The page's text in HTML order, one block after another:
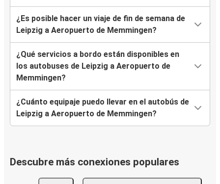
¿Es posible hacer un viaje de fin de semana de
Leipzig a Aeropuerto de Memmingen?
¿Qué servicios a bordo están disponibles en
los autobuses de Leipzig a Aeropuerto de
Memmingen?
¿Cuánto equipaje puedo llevar en el autobús de
Leipzig a Aeropuerto de Memmingen?
Descubre más conexiones populares